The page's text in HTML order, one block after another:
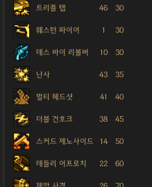
트리플 탭 46 30
웨스턴 파이어 1 30
데스 바이 리볼버 10 30
난사 43 35
멀티 헤드샷 41 40
더블 건호크 38 45
스커드 제노사이드 14 50
데들리 어프로치 22 60